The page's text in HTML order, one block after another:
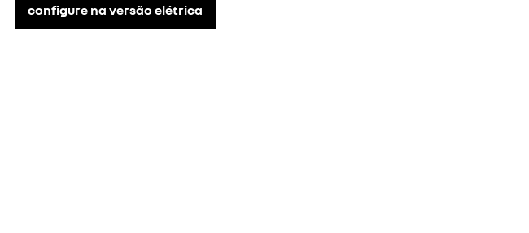
configure na versão elétrica